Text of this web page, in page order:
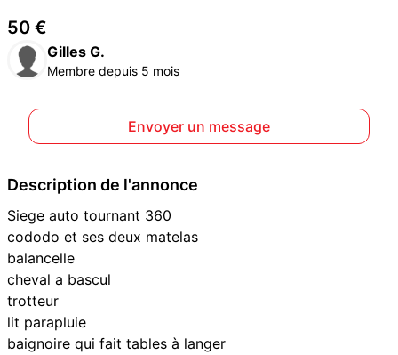
50 €
Gilles G.
Membre depuis 5 mois
Envoyer un message
Description de l'annonce
Siege auto tournant 360
cododo et ses deux matelas
balancelle
cheval a bascul
trotteur
lit parapluie
baignoire qui fait tables à langer